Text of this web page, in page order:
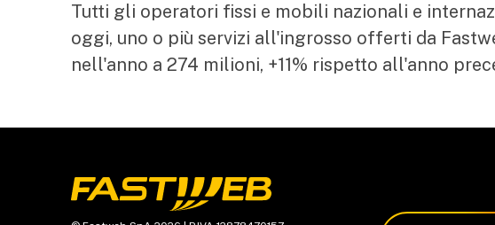
Tutti gli operatori fissi e mobili nazionali e
oggi, uno o più servizi all'ingrosso offerti da
nell'anno a 274 milioni, +11% rispetto all'anno